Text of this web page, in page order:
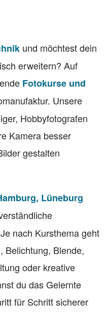
und möchtest dein
erweitern? Auf
Fotokurse und
Unsere
Hobbyfotografen
Kamera besser
gestalten
Lüneburg
nach Kursthema geht
Belichtung, Blende,
oder kreative
du das Gelernte
für Schritt sicherer